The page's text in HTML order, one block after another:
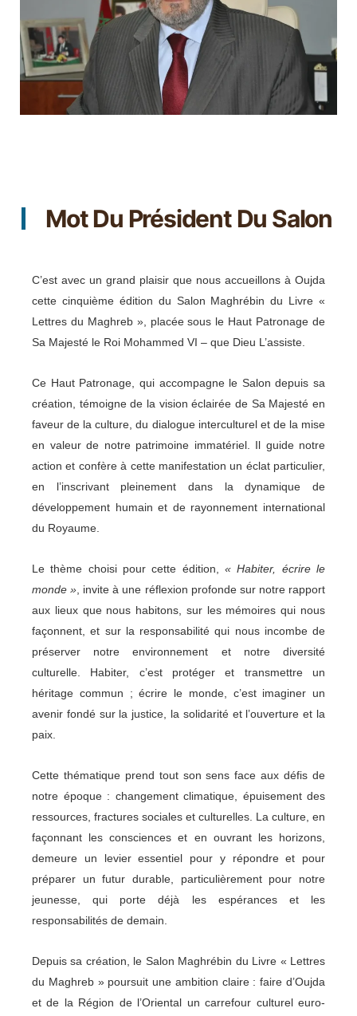
Mot Du Président Du Salon
C’est avec un grand plaisir que nous accueillons à Oujda
cette cinquième édition du Salon Maghrébin du Livre «
Lettres du Maghreb », placée sous le Haut Patronage de
Sa Majesté le Roi Mohammed VI – que Dieu L’assiste.
Ce Haut Patronage, qui accompagne le Salon depuis sa
création, témoigne de la vision éclairée de Sa Majesté en
faveur de la culture, du dialogue interculturel et de la mise
en valeur de notre patrimoine immatériel. Il guide notre
action et confère à cette manifestation un éclat particulier,
en l’inscrivant pleinement dans la dynamique de
développement humain et de rayonnement international
du Royaume.
Le thème choisi pour cette édition, « Habiter, écrire le
monde », invite à une réflexion profonde sur notre rapport
aux lieux que nous habitons, sur les mémoires qui nous
façonnent, et sur la responsabilité qui nous incombe de
préserver notre environnement et notre diversité
culturelle. Habiter, c’est protéger et transmettre un
héritage commun ; écrire le monde, c’est imaginer un
avenir fondé sur la justice, la solidarité et l’ouverture et la
paix.
Cette thématique prend tout son sens face aux défis de
notre époque : changement climatique, épuisement des
ressources, fractures sociales et culturelles. La culture, en
façonnant les consciences et en ouvrant les horizons,
demeure un levier essentiel pour y répondre et pour
préparer un futur durable, particulièrement pour notre
jeunesse, qui porte déjà les espérances et les
responsabilités de demain.
Depuis sa création, le Salon Maghrébin du Livre « Lettres
du Maghreb» poursuit une ambition claire : faire d’Oujda
et de la Région de l’Oriental un carrefour culturel euro-